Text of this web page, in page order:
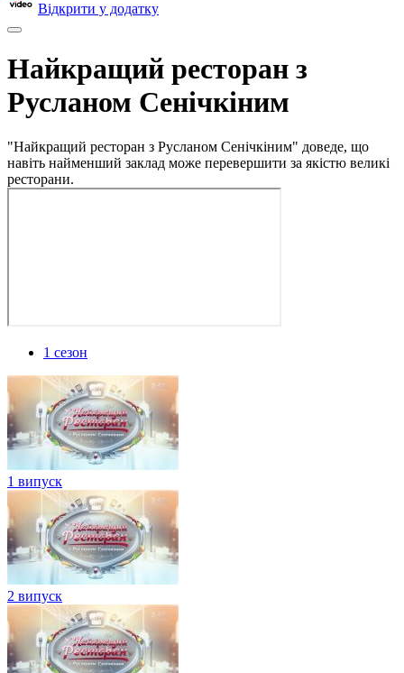
Відкрити у додатку
Найкращий ресторан з
Русланом Сенічкіним
"Найкращий ресторан з Русланом Сенічкіним" доведе, що
навіть найменший заклад може перевершити за якістю великі
ресторани.
1 сезон
1 випуск
2 випуск